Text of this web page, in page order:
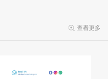
查看更多